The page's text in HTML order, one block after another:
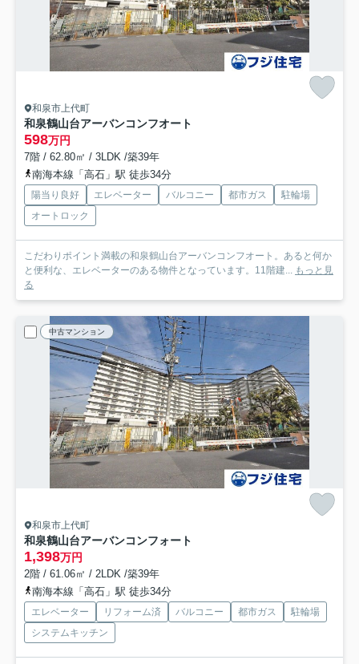
和泉市上代町
和泉鶴山台アーバンコンフオート
598万円
7階 / 62.80㎡ / 3LDK /築39年
南海本線「高石」駅 徒歩34分
陽当り良好 エレベーター バルコニー 都市ガス
駐輪場
オートロック
こだわりポイント満載の和泉鶴山台アーバンコンフオート。あると何か
と便利な、エレベーターのある物件となっています。11階建... もっと見
る
中古マンション
和泉市上代町
和泉鶴山台アーバンコンフォート
1,398万円
2階 / 61.06㎡ / 2LDK /築39年
南海本線「高石」駅 徒歩34分
エレベーター リフォーム済 バルコニー 都市ガス
駐輪場
システムキッチン